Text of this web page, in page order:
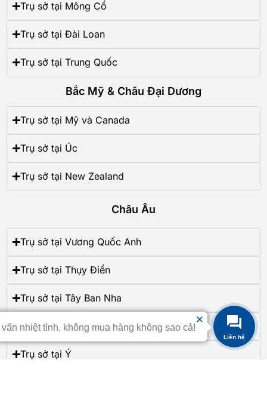
Trụ sở tại Mông Cổ
Trụ sở tại Đài Loan
Trụ sở tại Trung Quốc
Bắc Mỹ & Châu Đại Dương
Trụ sở tại Mỹ và Canada
Trụ sở tại Úc
Trụ sở tại New Zealand
Châu Âu
Trụ sở tại Vương Quốc Anh
Trụ sở tại Thụy Điển
Trụ sở tại Tây Ban Nha
Trụ sở tại Romania
Trụ sở tại Ý
nhiệt tình, không mua hàng không sao cả!